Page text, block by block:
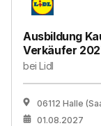
Ausbildung
Verkäufer
beiLidl
06112 Halle
01.08.2027